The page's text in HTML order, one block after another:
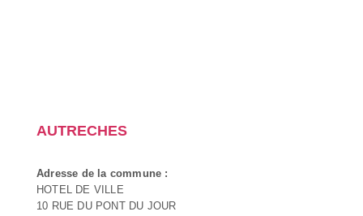
AUTRECHES
Adresse de la commune :
HOTEL DE VILLE
10 RUE DU PONT DU JOUR